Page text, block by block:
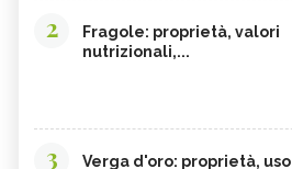
2
Fragole: proprietà, valori
nutrizionali,...
3
Verga d'oro: proprietà, uso